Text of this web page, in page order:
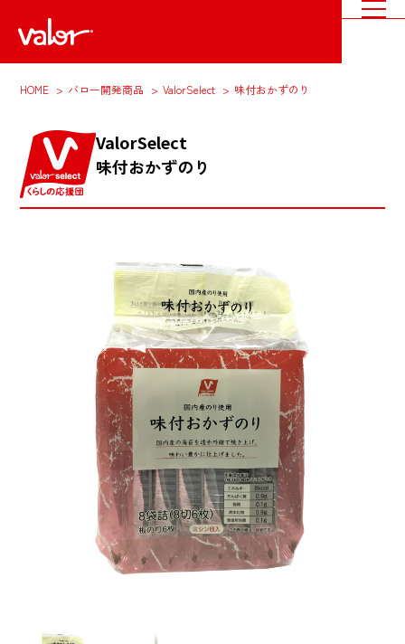
HOME バロー開発商品 ValorSelect 味付おかずのり
ValorSelect
味付おかずのり